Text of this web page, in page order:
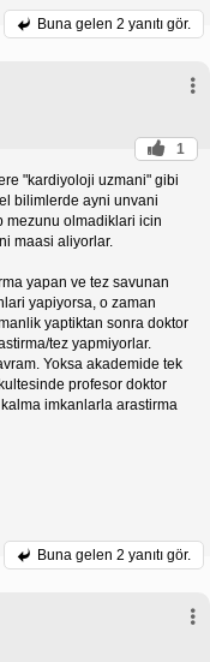
Buna gelen 2 yanıtı gör.
1
"kardiyoloji uzmani" gibi
bilimlerde ayni unvani
mezunu olmadiklari icin
maasi aliyorlar.
yapan ve tez savunan
yapiyorsa, o zaman
yaptiktan sonra doktor
tez yapmiyorlar.
Yoksa akademide tek
profesor doktor
imkanlarla arastirma
Buna gelen 2 yanıtı gör.